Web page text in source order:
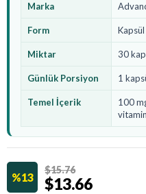
Marka
Form Kapsül
Miktar 30
Günlük Porsiyon 1
Temel İçerik
100
13
$15.76
$13.66